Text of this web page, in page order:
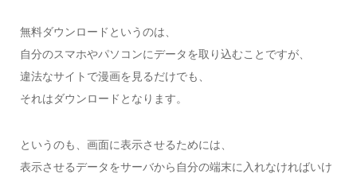
無料ダウンロードというのは、
自分のスマホやパソコンにデータを取り込むことですが、
違法なサイトで漫画を見るだけでも、
それはダウンロードとなります。
というのも、画面に表示させるためには、
表示させるデータをサーバから自分の端末に入れなければいけ